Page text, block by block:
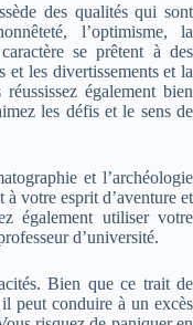
des qualités qui sont
l’optimisme, la
se prêtent à des
et les divertissements et la
également bien
les défis et le sens de
et l’archéologie
votre esprit d’aventure et
également utiliser votre
d’université.
Bien que ce trait de
peut conduire à un excès